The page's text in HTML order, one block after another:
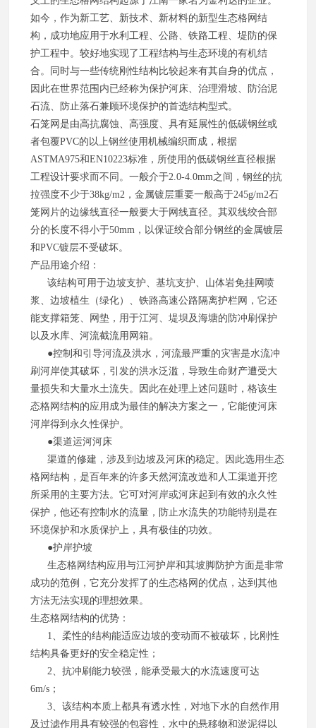
如今，作为新工艺、新技术、新材料的新型生态格网结
构，成功地应用于水利工程、公路、铁路工程、堤防的保
护工程中。较好地实现了工程结构与生态环境的有机结
合。同时与一些传统刚性结构比较起来有其自身的优点，
因此在世界范围内已经称为保护河床、治理滑坡、防治泥
石流、防止落石兼顾环境保护的首选结构型式。
石笼网是由高抗腐蚀、高强度、具有延展性的低碳钢丝或
者包覆PVC的以上钢丝使用机械编织而成，根据
ASTMA975和EN10223标准，所使用的低碳钢丝直径根据
工程设计要求而不同。一般介于2.0-4.0mm之间，钢丝的抗
拉强度不少于38kg/m2，金属镀层重要一般高于245g/m2石
笼网片的边缘线直径一般要大于网线直径。其双线绞合部
分的长度不得小于50mm，以保证绞合部分钢丝的金属镀层
和PVC镀层不受破坏。
产品用途介绍：
该结构可用于边坡支护、基坑支护、山体岩免挂网喷
浆、边坡植生（绿化）、铁路高速公路隔离护栏网，它还
能支撑箱笼、网垫，用于江河、堤坝及海塘的防冲刷保护
以及水库、河流截流用网箱。
●控制和引导河流及洪水，河流最严重的灾害是水流冲
刷河岸使其破坏，引发的洪水泛滥，导致生命财产遭受大
量损失和大量水土流失。因此在处理上述问题时，格该生
态格网结构的应用成为最佳的解决方案之一，它能使河床
河岸得到永久性保护。
●渠道运河河床
渠道的修建，涉及到边坡及河床的稳定。因此选用生态
格网结构，是百年来的许多天然河流改造和人工渠道开挖
所采用的主要方法。它可对河岸或河床起到有效的永久性
保护，他还有控制水的流量，防止水流失的功能特别是在
环境保护和水质保护上，具有极佳的功效。
●护岸护坡
生态格网结构应用与江河护岸和其坡脚防护方面是非常
成功的范例，它充分发挥了的生态格网的优点，达到其他
方法无法实现的理想效果。
生态格网结构的优势：
1、柔性的结构能适应边坡的变动而不被破坏，比刚性
结构具备更好的安全稳定性；
2、抗冲刷能力较强，能承受最大的水流速度可达
6m/s；
3、该结构本质上都具有透水性，对地下水的自然作用
及过滤作用具有较强的包容性，水中的悬移物和淤泥得以